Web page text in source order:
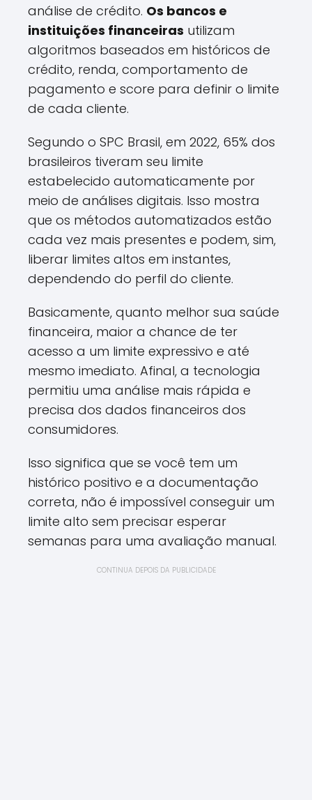
análise de crédito. Os bancos e
instituições financeiras utilizam
algoritmos baseados em históricos de
crédito, renda, comportamento de
pagamento e score para definir o limite
de cada cliente.
Segundo o SPC Brasil, em 2022, 65% dos
brasileiros tiveram seu limite
estabelecido automaticamente por
meio de análises digitais. Isso mostra
que os métodos automatizados estão
cada vez mais presentes e podem, sim,
liberar limites altos em instantes,
dependendo do perfil do cliente.
Basicamente, quanto melhor sua saúde
financeira, maior a chance de ter
acesso a um limite expressivo e até
mesmo imediato. Afinal, a tecnologia
permitiu uma análise mais rápida e
precisa dos dados financeiros dos
consumidores.
Isso significa que se você tem um
histórico positivo e a documentação
correta, não é impossível conseguir um
limite alto sem precisar esperar
semanas para uma avaliação manual.
CONTINUA DEPOIS DA PUBLICIDADE